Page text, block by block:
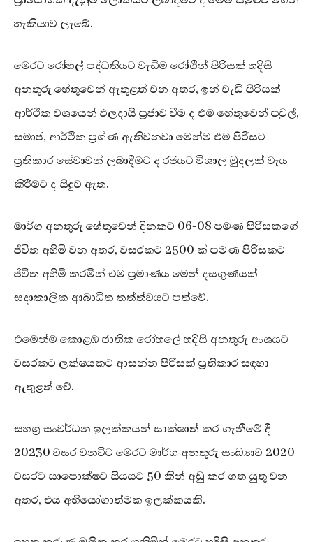
හැකියාව ලැබේ.
මෙරට රෝහල් පද්ධතියට වැඩිම රෝගීන් පිරිසක් හදිසි
අනතුරු හේතුවෙන් ඇතුළත් වන අතර, ඉන් වැඩි පිරිසක්
ආර්ථික වශයෙන් ඵලදායි ප්‍රජාව වීම ද එම හේතුවෙන් පවුල්,
සමාජ, ආර්ථීක ප්‍රශ්ණ ඇතිවනවා මෙන්ම එම පිරිසට
ප්‍රතිකාර සේවාවන් ලබාදීමට ද රජයට විශාල මුදලක් වැය
කිරීමට ද සිදුව ඇත.
මාර්ග අනතුරු හේතුවෙන් දිනකට 06-08 පමණ පිරිසකගේ
ජීවිත අහිමි වන අතර, වසරකට 2500 ක් පමණ පිරිසකට
ජිවිත අහිමි කරමින් එම ප්‍රමාණය මෙන් දසගුණයක්
සදාකාලික ආබාධිත තත්ත්වයට පත්වේ.
එමෙන්ම කොළඹ ජාතික රෝහලේ හදිසි අනතුරු අංශයට
වසරකට ලක්ෂයකට ආසන්න පිරිසක් ප්‍රතිකාර සඳහා
ඇතුළත් වේ.
සහශ්‍ර සංවර්ධන ඉලක්කයන් සාක්ෂාත් කර ගැනීමේ දී
20230 වසර වනවිට මෙරට මාර්ග අනතුරු සංඛ්‍යාව 2020
වසරට සාපොක්ෂව සියයට 50 කින් අඩු කර ගත යුතු වන
අතර, එය අභියෝගාත්මක ඉලක්කයකි.